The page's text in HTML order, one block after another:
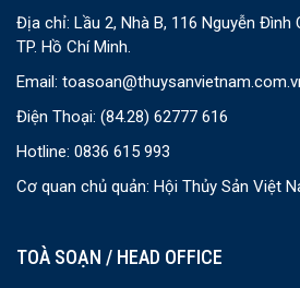
Địa chỉ: Lầu 2, Nhà B, 116 Nguyễn Đình
TP. Hồ Chí Minh.
Email:
Điện Thoại: (84.28) 62777 616
Hotline: 0836 615 993
Cơ quan chủ quản: Hội Thủy Sản Việt
TOÀ SOẠN / HEAD OFFICE